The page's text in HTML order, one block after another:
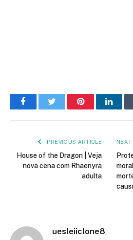
FacebookTwitter Pinterest
PREVIOUS ARTICLE
House of the Dragon | Veja
nova cena com Rhaenyra
adulta
NEXT
uesleiiclone8